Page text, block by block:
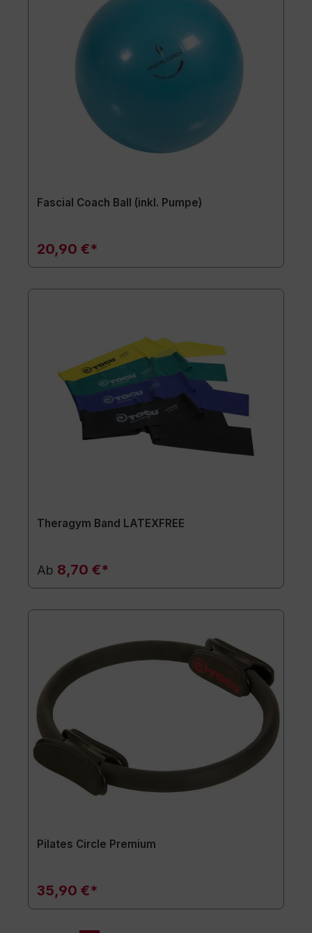
Fascial Coach Ball (inkl. Pumpe)
20,90 €*
Theragym Band LATEXFREE
Ab 8,70 €*
Pilates Circle Premium
35,90 €*